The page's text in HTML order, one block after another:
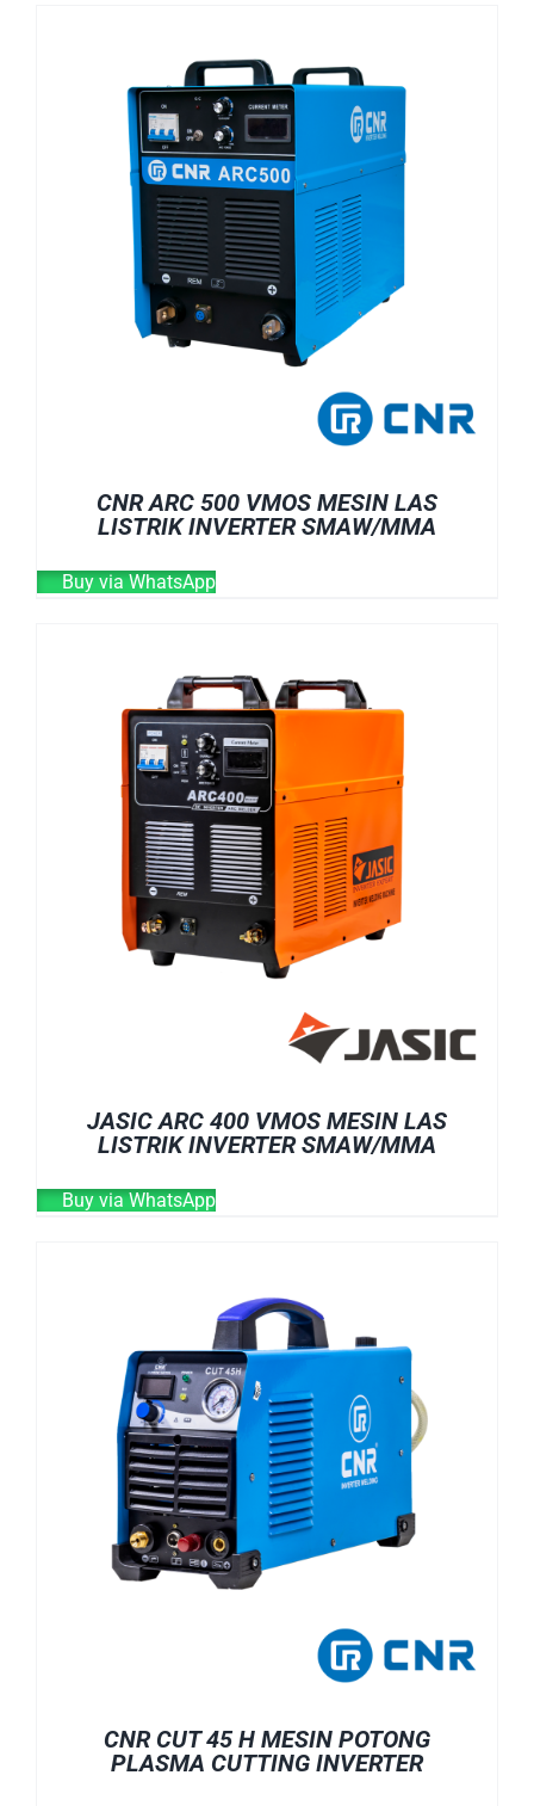
CNR ARC 500 VMOS MESIN LAS
LISTRIK INVERTER SMAW/MMA
Buy via WhatsApp
JASIC ARC 400 VMOS MESIN LAS
LISTRIK INVERTER SMAW/MMA
Buy via WhatsApp
CNR CUT 45 H MESIN POTONG
PLASMA CUTTING INVERTER